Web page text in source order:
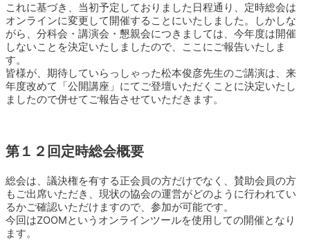
これに基づき、当初予定しておりました日程通り、定時総会は
オンラインに変更して開催することにいたしました。しかしな
がら、分科会・講演会・懇親会につきましては、今年度は開催
しないことを決定いたしましたので、ここにご報告いたしま
す。
皆様が、期待していらっしゃった松本俊彦先生のご講演は、来
年度改めて「公開講座」にてご登壇いただくことに決定いたし
ましたので併せてご報告させていただきます。
第１２回定時総会概要
総会は、議決権を有する正会員の方だけでなく、賛助会員の方
もご出席いただき、現状の協会の運営がどのように行われてい
るかご確認いただけますので、参加が可能です。
今回はZOOMというオンラインツールを使用しての開催となり
ます。